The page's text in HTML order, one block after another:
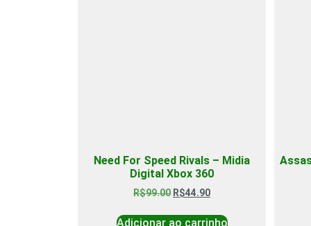
Need For Speed Rivals – Midia
Digital Xbox 360
R$99.00 R$44.90
Adicionar ao carrinho